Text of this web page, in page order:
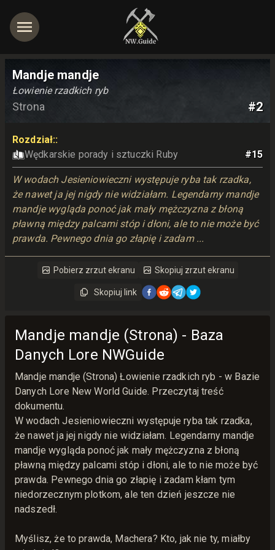
Mandje mandje
Łowienie rzadkich ryb
Strona #2
Rozdział::
Wędkarskie porady i sztuczki Ruby
#15
W wodach Jesieniowieczni występuje ryba tak rzadka,
że nawet ja jej nigdy nie widziałam. Legendarny mandje
mandje wygląda ponoć jak mały mężczyzna z błoną
pławną między palcami stóp i dłoni, ale to nie może być
prawda. Pewnego dnia go złapię i zadam ...
Pobierz zrzut ekranu Skopiuj zrzut ekranu
Skopiuj link
Mandje mandje (Strona) - Baza
Danych Lore NWGuide
Mandje mandje (Strona) Łowienie rzadkich ryb - w Bazie
Danych Lore New World Guide. Przeczytaj treść
dokumentu.
W wodach Jesieniowieczni występuje ryba tak rzadka,
że nawet ja jej nigdy nie widziałam. Legendarny mandje
mandje wygląda ponoć jak mały mężczyzna z błoną
pławną między palcami stóp i dłoni, ale to nie może być
prawda. Pewnego dnia go złapię i zadam kłam tym
niedorzecznym plotkom, ale ten dzień jeszcze nie
nadszedł.
Myślisz, że to prawda, Machera? Kto, jak nie ty, miałby